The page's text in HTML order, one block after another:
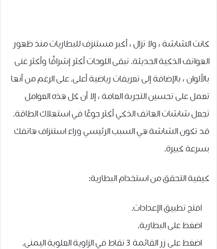
كانت الشاشة ، ولا تزال ، أكبر مستنزف للبطاريات منذ ظهور
الهواتف الذكية الحديثة. تبقى اللوحات أكثر إشراقًا وأكثر غنى
بالألوان ، بالإضافة إلى تعريفات رياضية أعلى. على الرغم من أنها
تعمل على تحسين التجربة العامة ، إلا أن كل هذه العوامل
تجعل شاشات الهاتف الذكي أكثر جوعًا في استهلاك الطاقة.
قد تكون الشاشة هي السبب الرئيسي وراء استنزاف هاتفك
بسرعة كبيرة.
كيفية التحقق من استخدام البطارية:
افتح تطبيق الإعدادات.
اضغط على البطارية.
اضغط على زر القائمة 3 نقاط في الزاوية العلوية اليمنى.